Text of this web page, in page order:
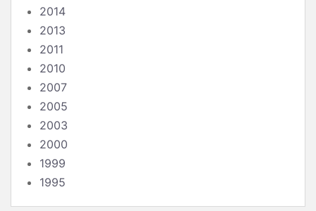
2014
2013
2011
2010
2007
2005
2003
2000
1999
1995